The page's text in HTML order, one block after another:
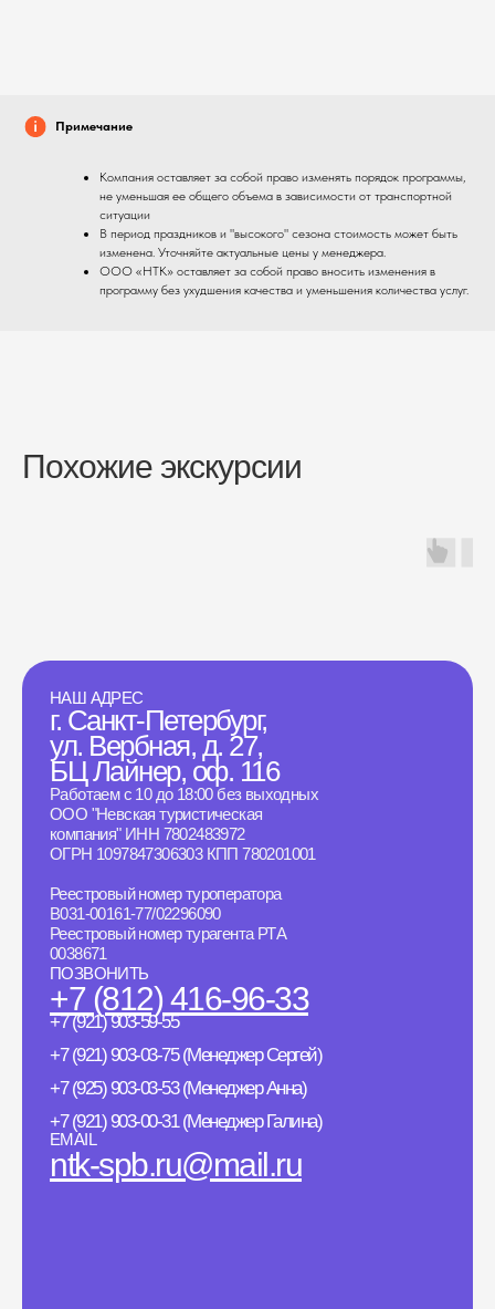
Примечание
Компания оставляет за собой право изменять порядок программы,
не уменьшая ее общего объема в зависимости от транспортной
ситуации
В период праздников и "высокого" сезона стоимость может быть
изменена. Уточняйте актуальные цены у менеджера.
ООО «НТК» оставляет за собой право вносить изменения в
программу без ухудшения качества и уменьшения количества услуг.
Похожие экскурсии
НАШ АДРЕС
г. Санкт-Петербург,
ул. Вербная, д. 27,
БЦ Лайнер, оф. 116
Работаем с 10 до 18:00 без выходных
ООО "Невская туристическая
компания" ИНН 7802483972
ОГРН 1097847306303 КПП 780201001
Реестровый номер туроператора
B031-00161-77/02296090
Реестровый номер турагента РТА
0038671
ПОЗВОНИТЬ
+7 (812) 416-96-33
+7 (921) 903-59-55
+7 (921) 903-03-75 (Менеджер Сергей)
+7 (925) 903-03-53 (Менеджер Анна)
+7 (921) 903-00-31 (Менеджер Галина)
EMAIL
ntk-spb.ru@mail.ru